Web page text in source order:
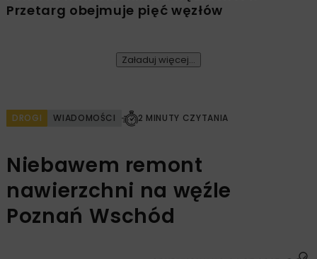
Przetarg obejmuje pięć węzłów
Załaduj więcej...
DROGI WIADOMOŚCI 2 MINUTY CZYTANIA
Niebawem remont
nawierzchni na węźle
Poznań Wschód